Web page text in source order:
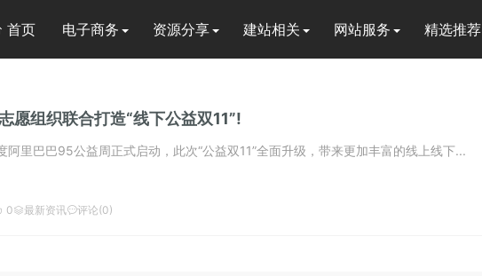
首页 电子商务 资源分享 建站相关 网站服务 精选推荐
愿组织联合打造“线下公益双11”!
阿里巴巴95公益周正式启动，此次“公益双11”全面升级，带来更加丰富的线上线下...
0 最新资讯评论(0)